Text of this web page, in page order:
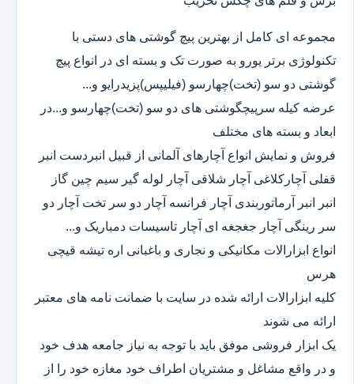
مجموعه ای کامل از بهترین پیچ گوشتی های دستی با
تکنولوژی برتر یورو به صورت تک و بسته ای در انواع پیچ
گوشتی دو سو (تخت)چهارسو (فیلیپس)پزیدرایو و...
عرضه کیله سرپیچگوشتی های دو سو (تخت)چهارسو و...در
ابعاد و بسته های مختلف
فروش و نمایش انواع آچارهای آلمانی از قبیل انبردست انبر
قفلی آچارکلاغی آچار شلاقی آچار لوله گیر سیم چین گاز
انبر انبر آرماتوربندی آچار فرانسه آچار دو سر تخت آچار دو
سر رینگی آچار جغجغه ای آچار تاسیسات دمباریک و...
انواع ابزارالات مکانیکی و نجاری و باغبانی اره تیشه قیچی
هرس
کلیه ابزارالات ارائه شده در سایت با ضمانت نامه های معتبر
ارائه می شوند
یک ابزار فروشی موفق باید با توجه به نیاز جامعه هدف خود
و در واقع مشاغل و مشتریان اطراف خود مغازه خود را از